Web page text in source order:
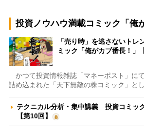
投資ノウハウ満載コミック「俺
「売り時」を逃さないト
ミック「俺がカブ番長！」
かつて投資情報雑誌「マネーポスト」に
詰め込まれた「天下無敵の株コミック」と
テクニカル分析・集中講義 投資コミッ
【第10回】